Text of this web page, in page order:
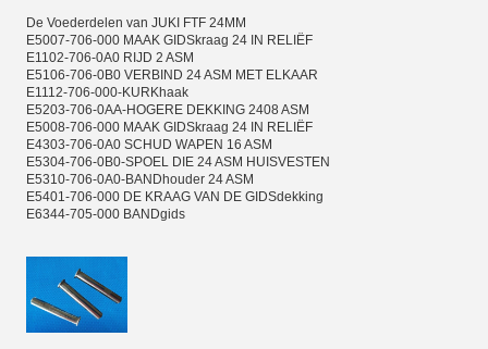
De Voederdelen van JUKI FTF 24MM
E5007-706-000 MAAK GIDSkraag 24 IN RELIËF
E1102-706-0A0 RIJD 2 ASM
E5106-706-0B0 VERBIND 24 ASM MET ELKAAR
E1112-706-000-KURKhaak
E5203-706-0AA-HOGERE DEKKING 2408 ASM
E5008-706-000 MAAK GIDSkraag 24 IN RELIËF
E4303-706-0A0 SCHUD WAPEN 16 ASM
E5304-706-0B0-SPOEL DIE 24 ASM HUISVESTEN
E5310-706-0A0-BANDhouder 24 ASM
E5401-706-000 DE KRAAG VAN DE GIDSdekking
E6344-705-000 BANDgids